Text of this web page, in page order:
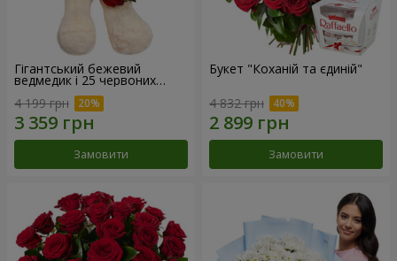
Гігантський бежевий
ведмедик і 25 червоних
троянд
4 199 грн
Замовити
Букет "Коханій та єдиній"
4 832 грн
Замовити